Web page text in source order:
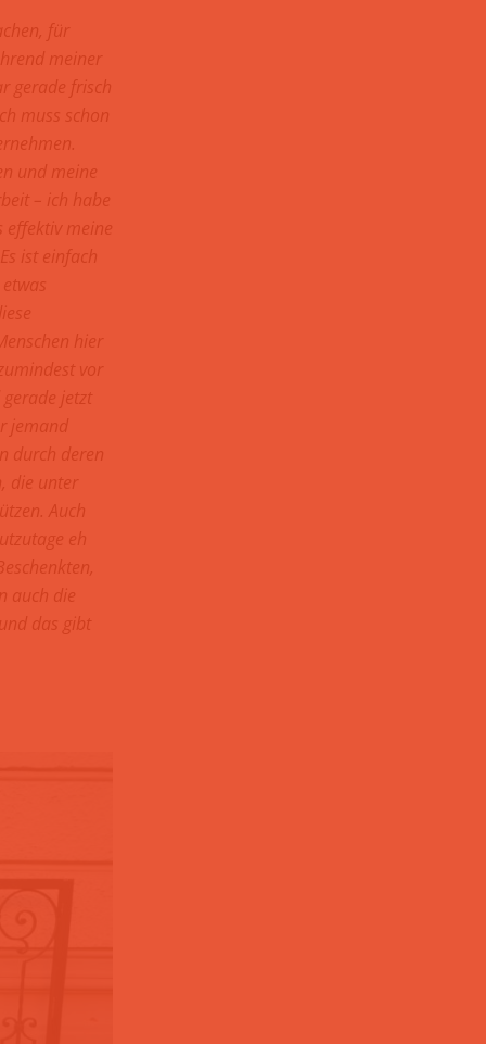
für
meiner
gerade frisch
muss schon
und meine
– ich habe
effektiv meine
ist einfach
hier
vor
jetzt
jemand
durch deren
die unter
Auch
eh
auch die
das gibt